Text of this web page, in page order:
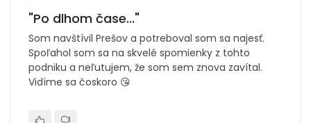
"Po dlhom čase..."
Som navštívil Prešov a potreboval som sa najesť.
Spoľahol som sa na skvelé spomienky z tohto
podniku a neľutujem, že som sem znova zavítal.
Vidíme sa čoskoro 😘